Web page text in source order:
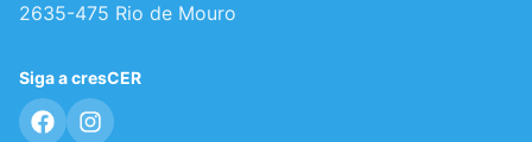
2635-475 Rio de Mouro
Siga a cresCER